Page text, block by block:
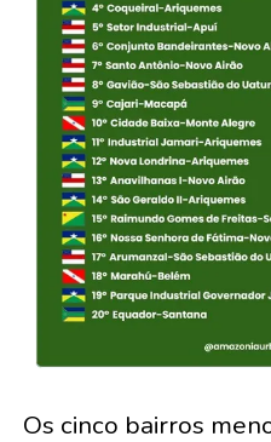
Os cinco bairros